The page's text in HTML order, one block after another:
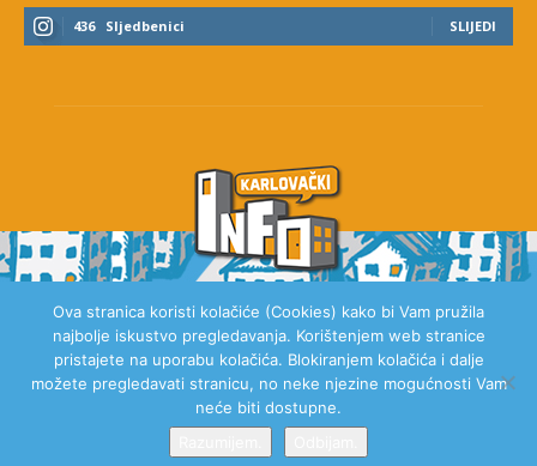
436 Sljedbenici SLIJEDI
O NAMA
© 2020 Karlovački Info, Sva prava pridržana.
Ova stranica koristi kolačiće (Cookies) kako bi Vam pružila
najbolje iskustvo pregledavanja. Korištenjem web stranice
pristajete na uporabu kolačića. Blokiranjem kolačića i dalje
možete pregledavati stranicu, no neke njezine mogućnosti Vam
neće biti dostupne.